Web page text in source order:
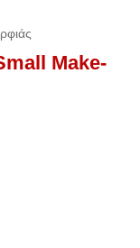
Make-
ποσότητα